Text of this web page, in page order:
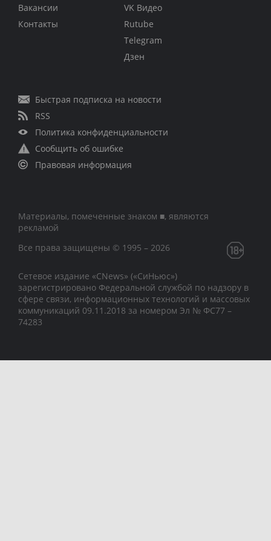
Вакансии
Контакты
VK Видео
Rutube
Telegram
Дзен
Быстрая подписка на новости
RSS
Политика конфиденциальности
Сообщить об ошибке
Правовая информация
Материалы, помеченные знаком ■, являются
рекламой
Все права защищены © 1995 – 2026
Сетевое издание «CNews» («СиНьюс»)
зарегистрировано Федеральной службой по надзору в
сфере связи, информационных технологий и массовых
коммуникаций 09.11.2018 за номером Эл № ФС77 –
74283